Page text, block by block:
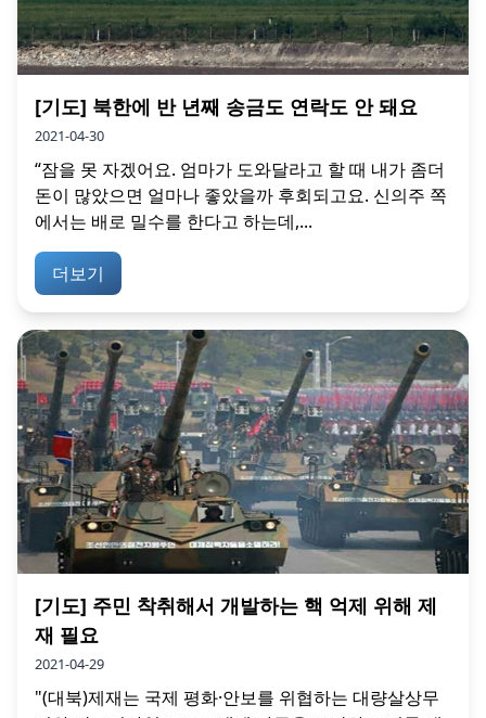
[기도] 북한에 반 년째 송금도 연락도 안 돼요
2021-04-30
“잠을 못 자겠어요. 엄마가 도와달라고 할 때 내가 좀더
돈이 많았으면 얼마나 좋았을까 후회되고요. 신의주 쪽
에서는 배로 밀수를 한다고 하는데,...
더보기
[기도] 주민 착취해서 개발하는 핵 억제 위해 제
재 필요
2021-04-29
"(대북)제재는 국제 평화·안보를 위협하는 대량살상무